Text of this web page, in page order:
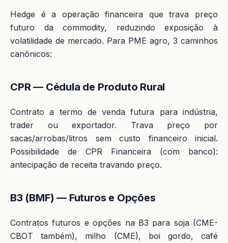
Hedge é a operação financeira que trava preço
futuro da commodity, reduzindo exposição à
volatilidade de mercado. Para PME agro, 3 caminhos
canônicos:
CPR — Cédula de Produto Rural
Contrato a termo de venda futura para indústria,
trader ou exportador. Trava preço por
sacas/arrobas/litros sem custo financeiro inicial.
Possibilidade de CPR Financeira (com banco):
antecipação de receita travando preço.
B3 (BMF) — Futuros e Opções
Contratos futuros e opções na B3 para soja (CME-
CBOT também), milho (CME), boi gordo, café